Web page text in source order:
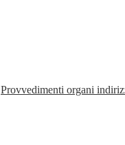
Provvedimenti organi